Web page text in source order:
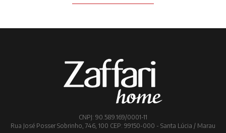
CNPJ: 90.589.169/0001-11
Rua José Posser Sobrinho, 746, 100 CEP: 99150-000 - Santa Lúcia / Marau